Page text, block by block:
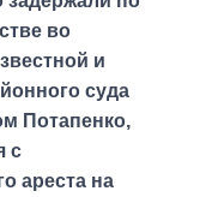
во
и
суда
Потапенко,
с
ареста на